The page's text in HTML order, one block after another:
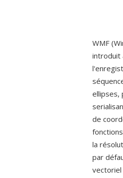
WMF
introduit
ellipses,
de
la
par